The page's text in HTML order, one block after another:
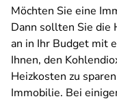
Möchten Sie eine
Dann sollten Sie die
an in Ihr Budget mit
Ihnen, den
Heizkosten zu
Immobilie. Bei